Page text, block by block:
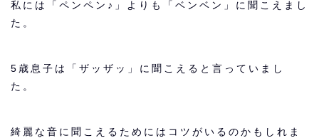
私には「ペンペン♪」よりも「ベンベン」に聞こえまし
た。
5歳息子は「ザッザッ」に聞こえると言っていまし
た。
綺麗な音に聞こえるためにはコツがいるのかもしれま